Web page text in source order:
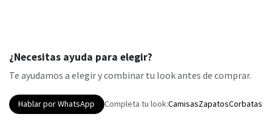
¿Necesitas ayuda para elegir?
Te ayudamos a elegir y combinar tu look antes de comprar.
Hablar por WhatsApp Completa tu look:CamisasZapatosCorbatas